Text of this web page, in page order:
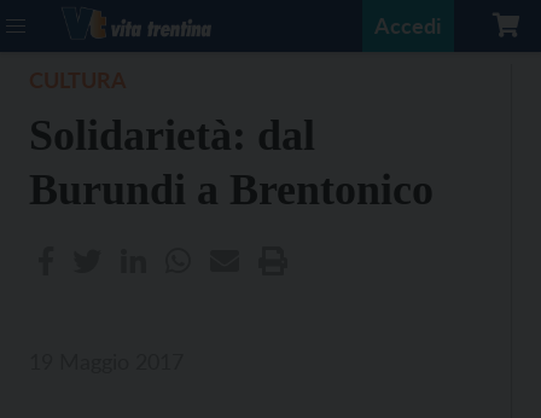
Accedi
Solidarietà: dal
Burundi a Brentonico